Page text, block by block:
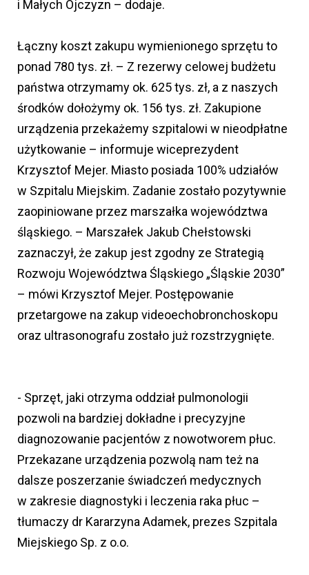
i Małych Ojczyzn – dodaje.
Łączny koszt zakupu wymienionego sprzętu to
ponad 780 tys. zł. – Z rezerwy celowej budżetu
państwa otrzymamy ok. 625 tys. zł, a z naszych
środków dołożymy ok. 156 tys. zł. Zakupione
urządzenia przekażemy szpitalowi w nieodpłatne
użytkowanie – informuje wiceprezydent
Krzysztof Mejer. Miasto posiada 100% udziałów
w Szpitalu Miejskim. Zadanie zostało pozytywnie
zaopiniowane przez marszałka województwa
śląskiego. – Marszałek Jakub Chełstowski
zaznaczył, że zakup jest zgodny ze Strategią
Rozwoju Województwa Śląskiego „Śląskie 2030”
– mówi Krzysztof Mejer. Postępowanie
przetargowe na zakup videoechobronchoskopu
oraz ultrasonografu zostało już rozstrzygnięte.
- Sprzęt, jaki otrzyma oddział pulmonologii
pozwoli na bardziej dokładne i precyzyjne
diagnozowanie pacjentów z nowotworem płuc.
Przekazane urządzenia pozwolą nam też na
dalsze poszerzanie świadczeń medycznych
w zakresie diagnostyki i leczenia raka płuc –
tłumaczy dr Kararzyna Adamek, prezes Szpitala
Miejskiego Sp. z o.o.